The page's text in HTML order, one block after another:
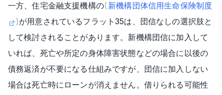
一方、住宅金融支援機構の( 新機構団体信用生命保険制度
)が用意されているフラット35は、団信なしの選択肢と
して検討されることがあります。新機構団信に加入して
いれば、死亡や所定の身体障害状態などの場合に以後の
債務返済が不要になる仕組みですが、団信に加入しない
場合は死亡時にローンが消えません。借りられる可能性